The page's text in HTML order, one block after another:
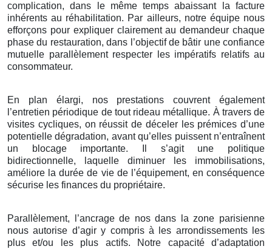
complication, dans le même temps abaissant la facture
inhérents au réhabilitation. Par ailleurs, notre équipe nous
efforçons pour expliquer clairement au demandeur chaque
phase du restauration, dans l’objectif de bâtir une confiance
mutuelle parallèlement respecter les impératifs relatifs au
consommateur.
En plan élargi, nos prestations couvrent également
l’entretien périodique de tout rideau métallique. À travers de
visites cycliques, on réussit de déceler les prémices d’une
potentielle dégradation, avant qu’elles puissent n’entraînent
un blocage importante. Il s’agit une politique
bidirectionnelle, laquelle diminuer les immobilisations,
améliore la durée de vie de l’équipement, en conséquence
sécurise les finances du propriétaire.
Parallèlement, l’ancrage de nos dans la zone parisienne
nous autorise d’agir y compris à les arrondissements les
plus et/ou les plus actifs. Notre capacité d’adaptation